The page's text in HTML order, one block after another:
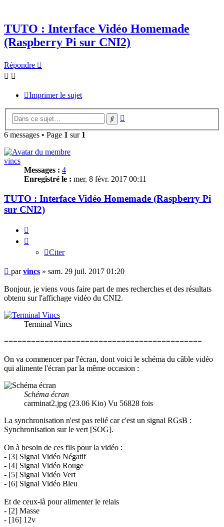
TUTO : Interface Vidéo Homemade
(Raspberry Pi sur CNI2)
Répondre
Imprimer le sujet
Rechercher
6 messages • Page 1 sur 1
vincs
Messages : 4
Enregistré le : mer. 8 févr. 2017 00:11
TUTO : Interface Vidéo Homemade (Raspberry Pi
sur CNI2)
Citer
Message
parvincs » sam. 29 juil. 2017 01:20
Bonjour, je viens vous faire part de mes recherches et des résultats
obtenu sur l'affichage vidéo du CNI2.
Terminal Vincs
============================================
On va commencer par l'écran, dont voici le schéma du câble vidéo
qui alimente l'écran par la même occasion :
Schéma écran
carminat2.jpg (23.06 Kio) Vu 56828 fois
La synchronisation n'est pas relié car c'est un signal RGsB :
Synchronisation sur le vert [SOG].
On à besoin de ces fils pour la vidéo :
- [3] Signal Vidéo Négatif
- [4] Signal Vidéo Rouge
- [5] Signal Vidéo Vert
- [6] Signal Vidéo Bleu
Et de ceux-là pour alimenter le relais
- [2] Masse
- [16] 12v